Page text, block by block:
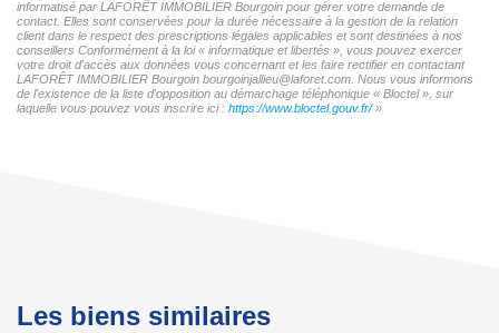
informatisé par LAFORÊT IMMOBILIER Bourgoin pour gérer votre demande de
contact. Elles sont conservées pour la durée nécessaire à la gestion de la relation
client dans le respect des prescriptions légales applicables et sont destinées à nos
conseillers Conformément à la loi « informatique et libertés », vous pouvez exercer
votre droit d'accès aux données vous concernant et les faire rectifier en contactant
LAFORÊT IMMOBILIER Bourgoin bourgoinjallieu@laforet.com. Nous vous informons
de l'existence de la liste d'opposition au démarchage téléphonique « Bloctel », sur
laquelle vous pouvez vous inscrire ici : https://www.bloctel.gouv.fr/»
Les biens similaires